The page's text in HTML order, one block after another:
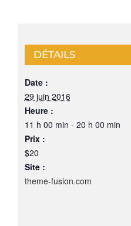
DÉTAILS
Date :
29 juin 2016
Heure :
11 h 00 min - 20 h 00 min
Prix :
$20
Site :
theme-fusion.com